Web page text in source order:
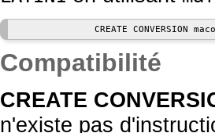
Compatibilité
CREATE
n'existe pas